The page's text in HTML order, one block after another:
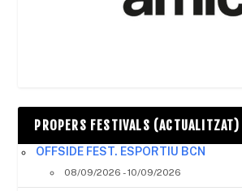
PROPERS FESTIVALS (ACTUALITZAT)
OFFSIDE FEST. ESPORTIU BCN
08/09/2026 - 10/09/2026